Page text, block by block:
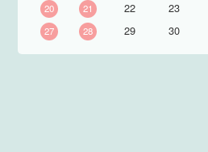
20 21 22 23
27 28 29 30